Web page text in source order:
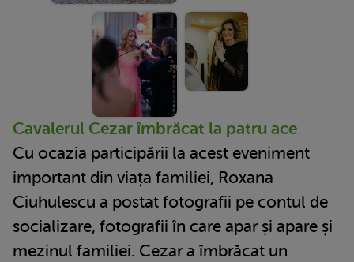
Cavalerul Cezar îmbrăcat la patru ace
Cu ocazia participării la acest eveniment
important din viața familiei, Roxana
Ciuhulescu a postat fotografii pe contul de
socializare, fotografii în care apar și apare și
mezinul familiei. Cezar a îmbrăcat un